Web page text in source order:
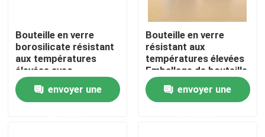
Contrôle de qualité
Contactez-nous
Nouvelles
Bouteille en verre
borosilicate résistant
aux températures
élevées avec
couvercle d'aspiration
en boisenvoyer une
Bouteille en verre
résistant aux
températures élevées
Emballage de bouteille
en verre à borosilicate
élevé
envoyer une